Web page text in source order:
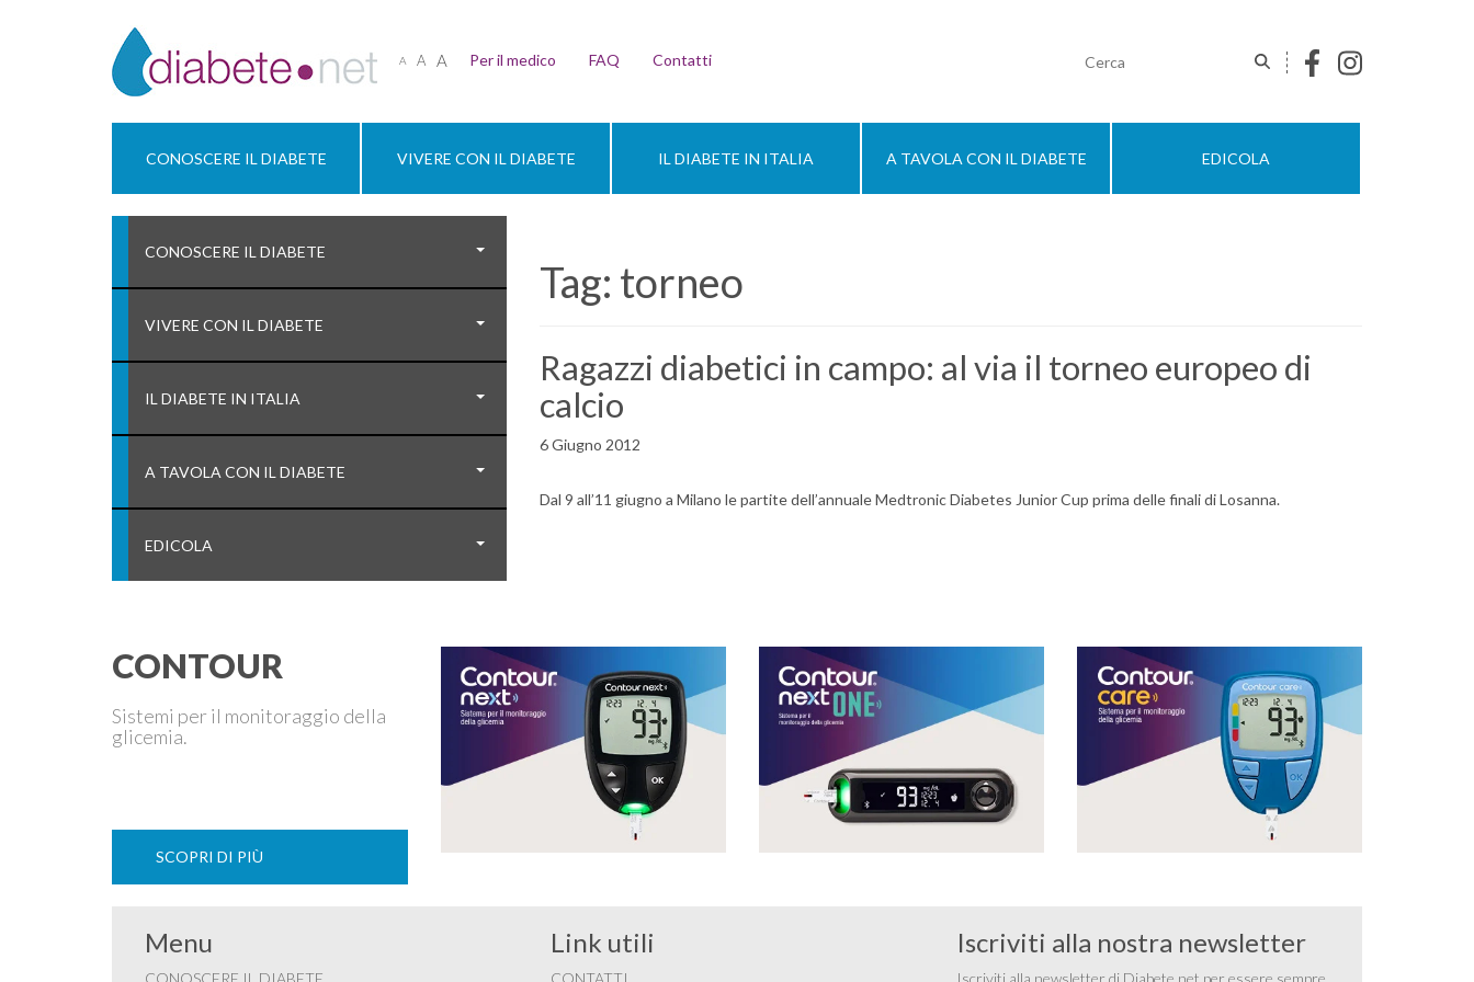
A A A Per il medico FAQ Contatti
CONOSCERE IL DIABETE VIVERE CON IL DIABETE IL DIABETE IN ITALIA A TAVOLA CON IL DIABETE EDICOLA
CONOSCERE IL DIABETE
VIVERE CON IL DIABETE
IL DIABETE IN ITALIA
A TAVOLA CON IL DIABETE
EDICOLA
Tag: torneo
Ragazzi diabetici in campo: al via il torneo europeo di
calcio
6 Giugno 2012
Dal 9 all’11 giugno a Milano le partite dell’annuale Medtronic Diabetes Junior Cup prima delle finali di Losanna.
CONTOUR
Sistemi per il monitoraggio della
glicemia.
SCOPRI DI PIÙ
Menu
CONOSCERE IL DIABETE
Link utili
CONTATTI
Iscriviti alla nostra newsletter
Iscriviti alla newsletter di Diabete.net per essere sempre